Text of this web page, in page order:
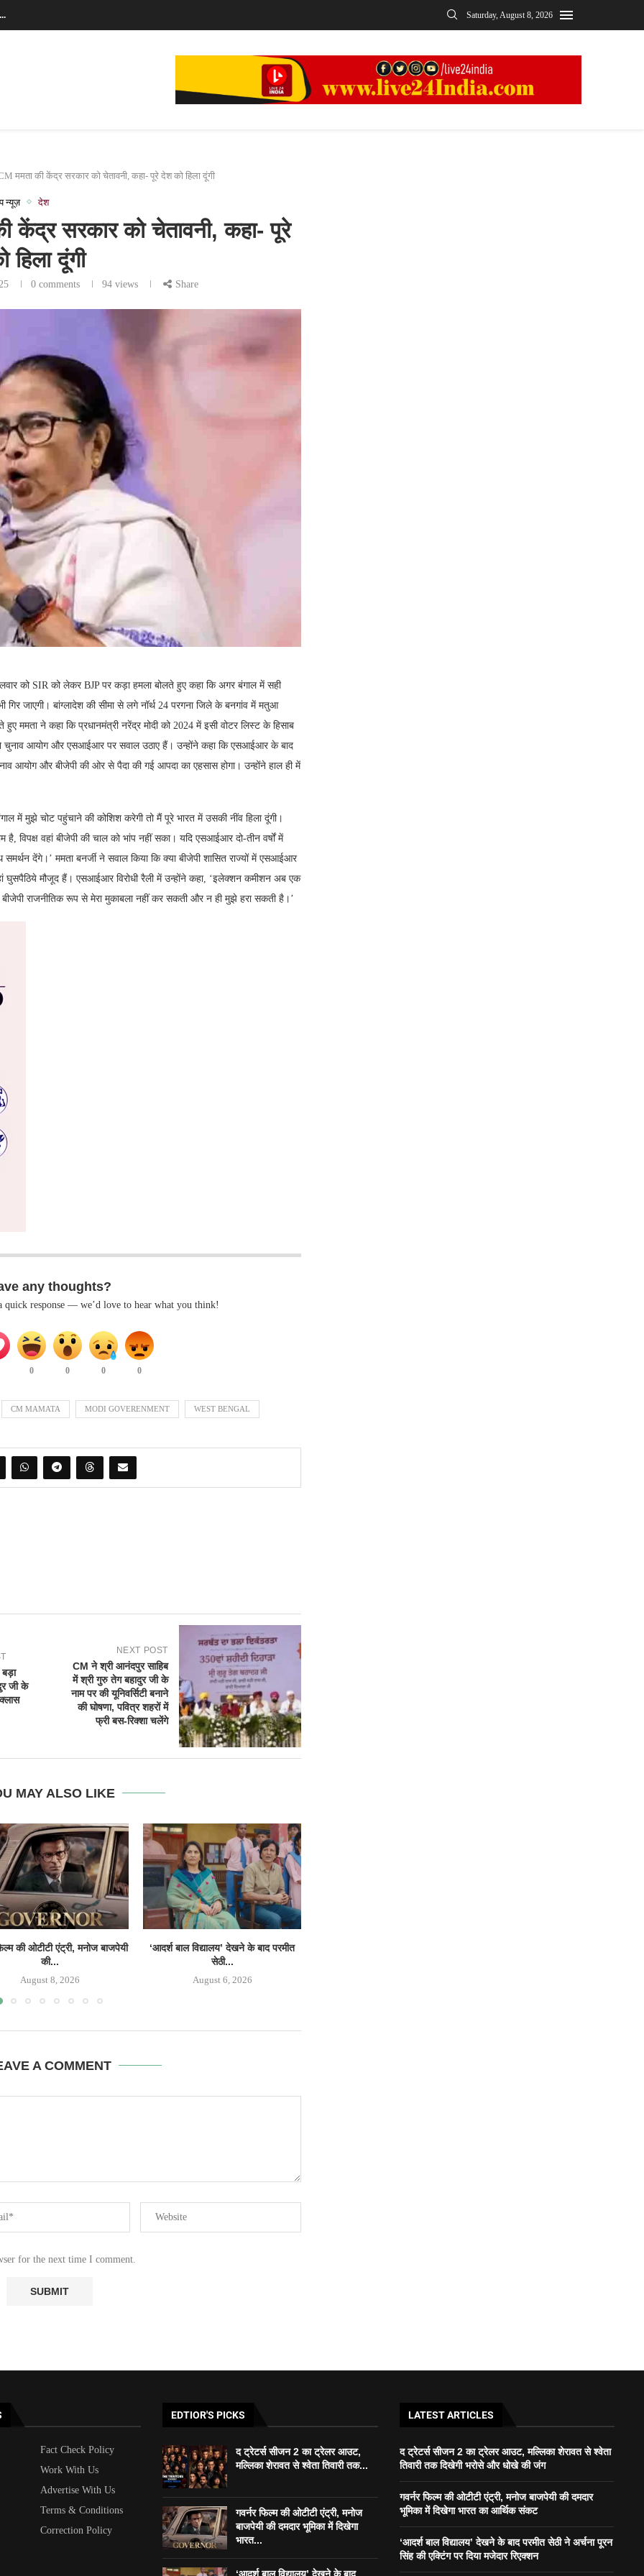
Saturday, August 8, 2026
ममता की केंद्र सरकार को चेतावनी, कहा- पूरे देश को हिला दूंगी
न्यूज़ देश
केंद्र सरकार को चेतावनी, कहा- पूरे
हिला दूंगी
0 comments 94views Share
को SIR को लेकर BJP पर कड़ा हमला बोलते हुए कहा कि अगर बंगाल में सही
गिर जाएगी। बांग्लादेश की सीमा से लगे नॉर्थ 24 परगना जिले के बनगांव में मतुआ
ममता ने कहा कि प्रधानमंत्री नरेंद्र मोदी को 2024 में इसी वोटर लिस्ट के हिसाब
ने चुनाव आयोग और एसआईआर पर सवाल उठाए हैं। उन्होंने कहा कि एसआईआर के बाद
आयोग और बीजेपी की ओर से पैदा की गई आपदा का एहसास होगा। उन्होंने हाल ही में
में मुझे चोट पहुंचाने की कोशिश करेगी तो मैं पूरे भारत में उसकी नींव हिला दूंगी।
है, विपक्ष वहां बीजेपी की चाल को भांप नहीं सका। यदि एसआईआर दो-तीन वर्षों में
देंगे।’ ममता बनर्जी ने सवाल किया कि क्या बीजेपी शासित राज्यों में एसआईआर
घुसपैठिये मौजूद हैं। एसआईआर विरोधी रैली में उन्होंने कहा, ‘इलेक्शन कमीशन अब एक
राजनीतिक रूप से मेरा मुकाबला नहीं कर सकती और न ही मुझे हरा सकती है।’
any thoughts?
quick response — we’d love to hear what you think!
0 0 0 0
CM MAMATA MODI GOVERENMENT WEST BENGAL
जी के
NEXT POST
CM ने श्री आनंदपुर साहिब
में श्री गुरु तेग बहादुर जी के
नाम पर की यूनिवर्सिटी बनाने
की घोषणा, पवित्र शहरों में
फ्री बस-रिक्शा चलेंगे
MAY ALSO LIKE
की ओटीटी एंट्री, मनोज बाजपेयी
की...
August 8, 2026
‘आदर्श बाल विद्यालय’ देखने के बाद परमीत
सेठी...
August 6, 2026
A COMMENT
for the next time I comment.
Fact Check Policy
Work With Us
Advertise With Us
Terms & Conditions
Correction Policy
EDTIOR'S PICKS
द ट्रेटर्स सीजन 2 का ट्रेलर आउट,
मल्लिका शेरावत से श्वेता तिवारी तक...
गवर्नर फिल्म की ओटीटी एंट्री, मनोज
बाजपेयी की दमदार भूमिका में दिखेगा
भारत...
LATEST ARTICLES
द ट्रेटर्स सीजन 2 का ट्रेलर आउट, मल्लिका शेरावत से श्वेता
तिवारी तक दिखेगी भरोसे और धोखे की जंग
गवर्नर फिल्म की ओटीटी एंट्री, मनोज बाजपेयी की दमदार
भूमिका में दिखेगा भारत का आर्थिक संकट
‘आदर्श बाल विद्यालय’ देखने के बाद परमीत सेठी ने अर्चना पूरन
सिंह की एक्टिंग पर दिया मजेदार रिएक्शन